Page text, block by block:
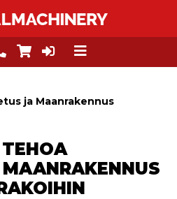
ja Maanrakennus